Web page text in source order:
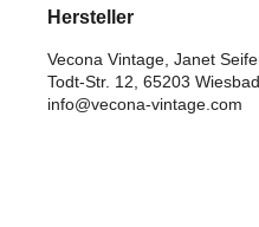
Hersteller
Vecona Vintage, Janet
Todt-Str. 12, 65203
info@vecona-vintage.com